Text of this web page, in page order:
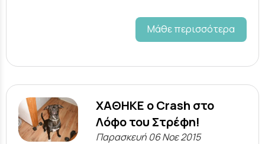
Μάθε περισσότερα
ΧΑΘΗΚΕ ο Crash στο
Λόφο του Στρέφη!
Παρασκευή 06 Νοε 2015